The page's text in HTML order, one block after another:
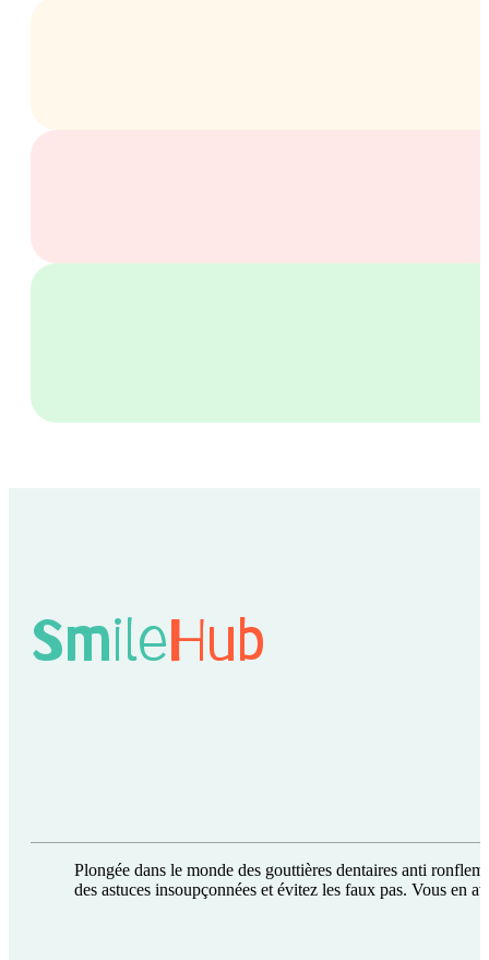
SmileHub
Plongée dans le monde des gouttières dentaires anti
des astuces insoupçonnées et évitez les faux pas. Vous en